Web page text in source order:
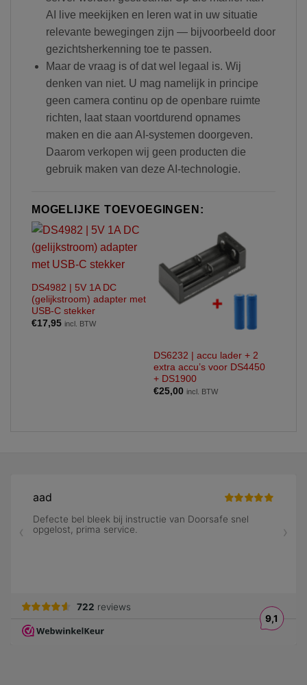
AI live meekijken en leren wat in uw situatie
relevante bewegingen zijn — bijvoorbeeld door
gezichtsherkenning toe te passen.
Maar de vraag is of dat wel legaal is. Wij
denken van niet. U mag namelijk in principe
geen camera continu op de openbare ruimte
richten, laat staan voortdurend opnames
maken en die aan AI-systemen doorgeven.
Daarom verkopen wij geen producten die
gebruik maken van deze AI-technologie.
MOGELIJKE TOEVOEGINGEN:
DS4982 | 5V 1A DC
(gelijkstroom) adapter met
USB-C stekker
€17,95 incl. BTW
DS6232 | accu lader + 2
extra accu’s voor DS4450
+ DS1900
€25,00 incl. BTW